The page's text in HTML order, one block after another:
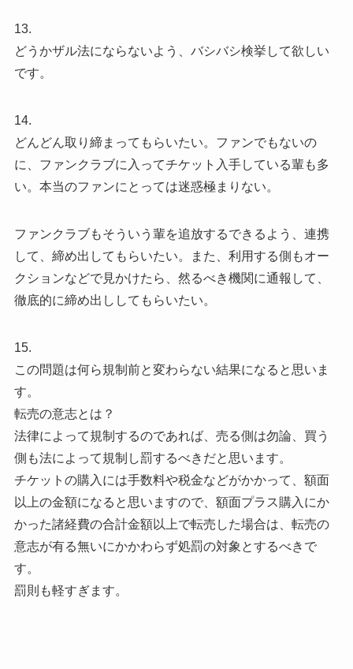
13.
どうかザル法にならないよう、バシバシ検挙して欲しい
です。
14.
どんどん取り締まってもらいたい。ファンでもないの
に、ファンクラブに入ってチケット入手している輩も多
い。本当のファンにとっては迷惑極まりない。
ファンクラブもそういう輩を追放するできるよう、連携
して、締め出してもらいたい。また、利用する側もオー
クションなどで見かけたら、然るべき機関に通報して、
徹底的に締め出ししてもらいたい。
15.
この問題は何ら規制前と変わらない結果になると思いま
す。
転売の意志とは？
法律によって規制するのであれば、売る側は勿論、買う
側も法によって規制し罰するべきだと思います。
チケットの購入には手数料や税金などがかかって、額面
以上の金額になると思いますので、額面プラス購入にか
かった諸経費の合計金額以上で転売した場合は、転売の
意志が有る無いにかかわらず処罰の対象とするべきで
す。
罰則も軽すぎます。